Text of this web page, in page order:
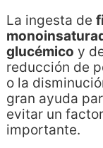
La ingesta de
glucémico y
reducción de
o la
gran ayuda
evitar un
importante.